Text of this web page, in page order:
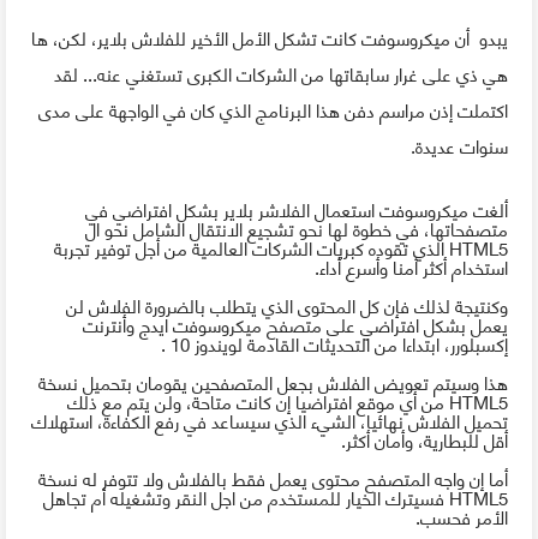
يبدو أن ميكروسوفت كانت تشكل الأمل الأخير للفلاش بلاير، لكن، ها
هي ذي على غرار سابقاتها من الشركات الكبرى تستغني عنه... لقد
اكتملت إذن مراسم دفن هذا البرنامج الذي كان في الواجهة على مدى
سنوات عديدة.
ألغت ميكروسوفت استعمال الفلاشر بلاير بشكل افتراضي في
متصفحاتها، في خطوة لها نحو تشجيع الانتقال الشامل نحو ال
HTML5الذي تقوده كبريات الشركات العالمية من أجل توفير تجربة
استخدام أكثر أمنا وأسرع أداء.
وكنتيجة لذلك فإن كل المحتوى الذي يتطلب بالضرورة الفلاش لن
يعمل بشكل افتراضي على متصفح ميكروسوفت ايدج وأنترنت
إكسبلورر، ابتداءا من التحديثات القادمة لويندوز 10 .
هذا وسيتم تعويض الفلاش بجعل المتصفحين يقومان بتحميل نسخة
HTML5من أي موقع افتراضيا إن كانت متاحة، ولن يتم مع ذلك
تحميل الفلاش نهائيا، الشيء الذي سيساعد في رفع الكفاءة، استهلاك
أقل للبطارية، وأمان أكثر.
أما إن واجه المتصفح محتوى يعمل فقط بالفلاش ولا تتوفر له نسخة
HTML5فسيترك الخيار للمستخدم من اجل النقر وتشغيله أم تجاهلالأمر فحسب.